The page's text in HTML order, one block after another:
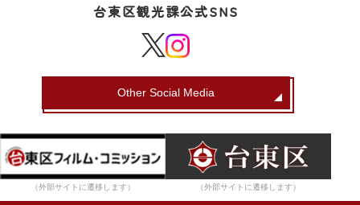
台東区観光課公式SNS
Other Social Media
（外部サイトに遷移します） （外部サイトに遷移します）